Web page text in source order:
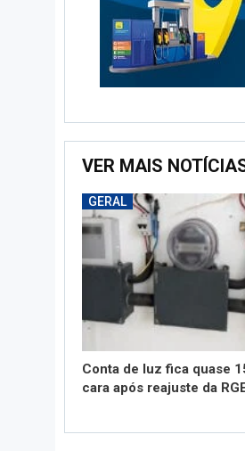
VER MAIS
GERAL
Conta de luz fica quase
cara após reajuste da